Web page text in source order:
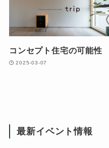
コンセプト住宅の可能性
2025-03-07
最新イベント情報